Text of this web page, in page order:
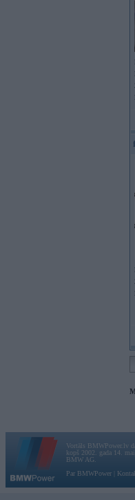
Vortāls BMWPower.lv
kopš 2002. gada 14.
BMW AG.
Par BMWPower